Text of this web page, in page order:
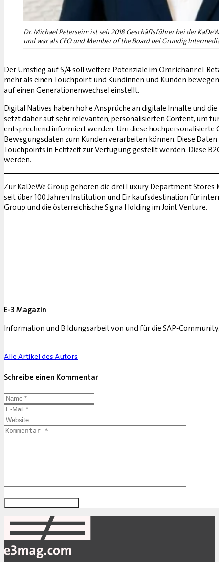
Dr. Michael Peterseim ist seit 2018 Geschäftsführer bei der
und war als CEO und Member of the Board bei Grundig
Der Umstieg auf S/4 soll weitere Potenziale im Omnichannel-
mehr als einen Touchpoint und Kundinnen und Kunden
auf einen Generationenwechsel einstellt.
Digital Natives haben hohe Ansprüche an digitale Inhalte und
setzt daher auf sehr relevanten, personalisierten Content, um
entsprechend informiert werden. Um diese hochpersonalisierte
Bewegungsdaten zum Kunden verarbeiten können. Diese
Touchpoints in Echtzeit zur Verfügung gestellt werden. Diese
werden.
Zur KaDeWe Group gehören die drei Luxury Department
seit über 100 Jahren Institution und Einkaufsdestination für
Group und die österreichische Signa Holding im Joint Venture.
E-3 Magazin
Information und Bildungsarbeit von und für die SAP-Community.
Alle Artikel des Autors
Schreibe einen Kommentar